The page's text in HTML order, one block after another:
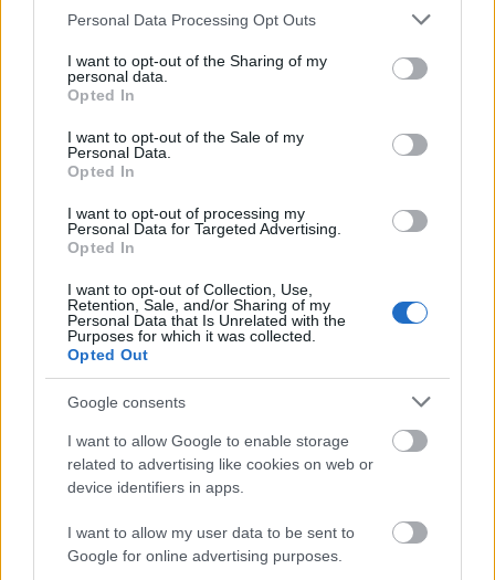
Please note that this website/app uses one or more Google
not limited to your visit or usage behaviour. You may click to
grant or deny consent to Google and its third-party tags to
use your data for below specified purposes in below Google
consent section.
Personal Data Processing Opt Outs
I want to opt-out of the Sharing of my
personal data.
Opted In
I want to opt-out of the Sale of my
Personal Data.
Opted In
I want to opt-out of processing my
Personal Data for Targeted Advertising.
Opted In
I want to opt-out of Collection, Use,
Retention, Sale, and/or Sharing of my
Personal Data that Is Unrelated with the
Purposes for which it was collected.
Opted Out
Google consents
I want to allow Google to enable storage
related to advertising like cookies on web or
device identifiers in apps.
I want to allow my user data to be sent to
Google for online advertising purposes.
Τα δρομολόγια είναι τα εξής:
Μπολόνια – Αθήνα | από 5 Ιουλίου, 2 φορές την
εβδομάδα (4 φορές από 5 Αυγούστου)
Μπολόνια – Κέρκυρα | από 4 Ιουλίου, 2 φορές
την εβδομάδα (3 φορές από 2 Αυγούστου)
Μπολόνια – Ηράκλειο | από 4 Ιουλίου, 1 φορά
την εβδομάδα (2 φορές από 6 Αυγούστου)
Μπολόνια – Κεφαλονιά | από 4 Ιουλίου, 1 φορά
την εβδομάδα (2 φορές από 5 Αυγούστου)